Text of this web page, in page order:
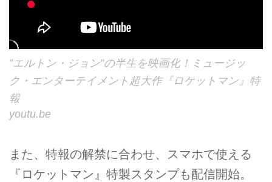
”エルトン・ジョン”の半生を映画化！ミュージッ
ク・エンターテイメント超大作『ロケットマン』特
報
youtu.be
また、特報の解禁に合わせ、スマホで使える
『ロケットマン』特製スタンプも配信開始。